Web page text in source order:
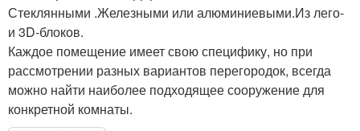
Стеклянными .Железными или алюминиевыми.Из лего-
и 3D-блоков.
Каждое помещение имеет свою специфику, но при
рассмотрении разных вариантов перегородок, всегда
можно найти наиболее подходящее сооружение для
конкретной комнаты.